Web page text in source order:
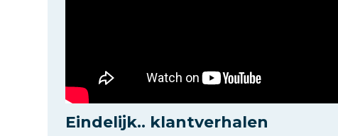
Eindelijk.. klantverhalen